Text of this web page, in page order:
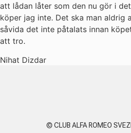
att lådan låter som den nu gör i
köper jag inte. Det ska man aldrig
såvida det inte påtalats innan
att tro.
Nihat Dizdar
© CLUB ALFA ROMEO